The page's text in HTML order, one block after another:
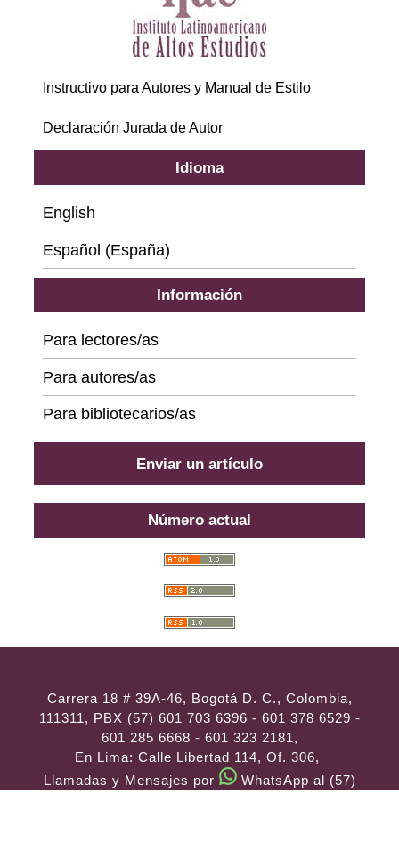
Instructivo para Autores y Manual de Estilo
Declaración Jurada de Autor
Idioma
English
Español (España)
Información
Para lectores/as
Para autores/as
Para bibliotecarios/as
Enviar un artículo
Número actual
Carrera 18 # 39A-46, Bogotá D. C., Colombia,
111311, PBX (57) 601 703 6396 - 601 378 6529 -
601 285 6668 - 601 323 2181,
En Lima: Calle Libertad 114, Of. 306,
Llamadas y Mensajes por
WhatsApp al (57)